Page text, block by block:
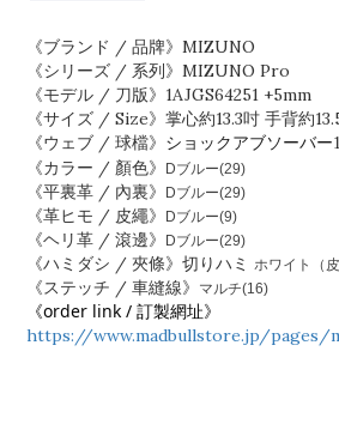
《ブランド / 品牌》MIZUNO
《シリーズ / 系列》MIZUNO Pro
《モデル / 刀版》1AJGS64251 +5mm
《サイズ / Size》掌心約13.3吋 手背約
《ウェブ / 球檔》 ショックアブソーバー
《カラー / 顏色》 Dブルー(29)
《平裏革 / 內裏》 Dブルー(29)
《革ヒモ / 皮繩》 Dブルー(9)
《ヘリ革 / 滾邊》 Dブルー(29)
《ハミダシ / 夾條》切りハミ ホワイト（
《ステッチ / 車縫線》 マルチ(16)
《order link / 訂製網址》
https://www.madbullstore.jp/pages/